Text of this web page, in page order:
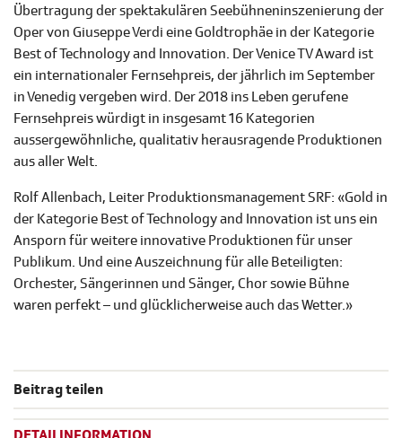
Übertragung der spektakulären Seebühneninszenierung der
Oper von Giuseppe Verdi eine Goldtrophäe in der Kategorie
Best of Technology and Innovation. Der Venice TV Award ist
ein internationaler Fernsehpreis, der jährlich im September
in Venedig vergeben wird. Der 2018 ins Leben gerufene
Fernsehpreis würdigt in insgesamt 16 Kategorien
aussergewöhnliche, qualitativ herausragende Produktionen
aus aller Welt.
Rolf Allenbach, Leiter Produktionsmanagement SRF: «Gold in
der Kategorie Best of Technology and Innovation ist uns ein
Ansporn für weitere innovative Produktionen für unser
Publikum. Und eine Auszeichnung für alle Beteiligten:
Orchester, Sängerinnen und Sänger, Chor sowie Bühne
waren perfekt – und glücklicherweise auch das Wetter.»
Beitrag teilen